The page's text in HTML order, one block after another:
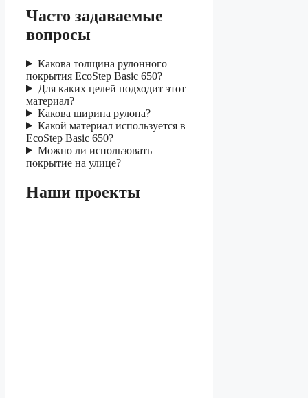
Часто задаваемые
вопросы
Какова толщина рулонного
покрытия EcoStep Basic 650?
Для каких целей подходит этот
материал?
Какова ширина рулона?
Какой материал используется в
EcoStep Basic 650?
Можно ли использовать
покрытие на улице?
Наши проекты